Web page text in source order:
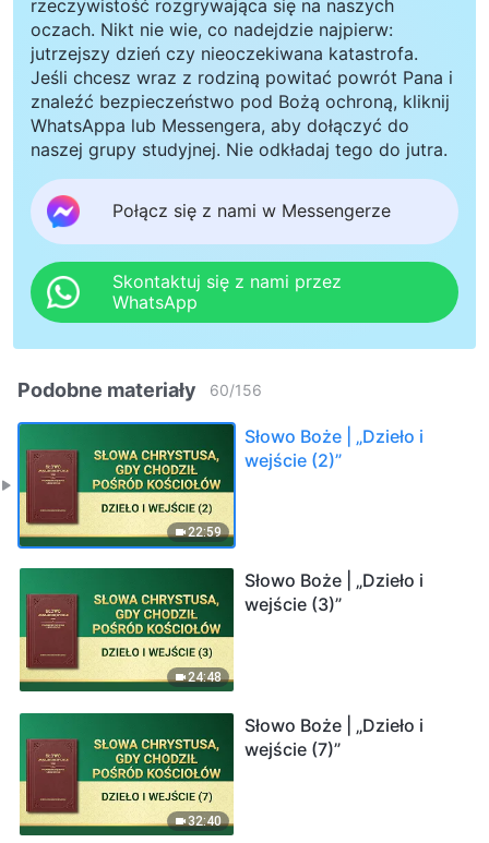
rzeczywistość rozgrywająca się na naszych
oczach. Nikt nie wie, co nadejdzie najpierw:
jutrzejszy dzień czy nieoczekiwana katastrofa.
Jeśli chcesz wraz z rodziną powitać powrót Pana i
znaleźć bezpieczeństwo pod Bożą ochroną, kliknij
WhatsAppa lub Messengera, aby dołączyć do
naszej grupy studyjnej. Nie odkładaj tego do jutra.
Połącz się z nami w Messengerze
Skontaktuj się z nami przez
WhatsApp
Podobne materiały 60/156
22:59
Słowo Boże | „Dzieło i
wejście (2)”
24:48
Słowo Boże | „Dzieło i
wejście (3)”
32:40
Słowo Boże | „Dzieło i
wejście (7)”